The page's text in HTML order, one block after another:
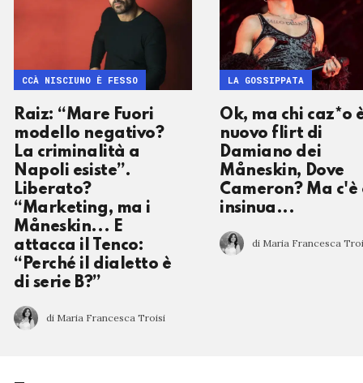
Raiz: “Mare Fuori
modello negativo?
La criminalità a
Napoli esiste”.
Liberato?
“Marketing, ma i
Måneskin... E
attacca il Tenco:
“Perché il dialetto è
di serie B?”
di Maria Francesca Troisi
CCÀ NISCIUNO È FESSO
Ok, ma chi caz*o
nuovo flirt di
Damiano dei
Måneskin, Dove
Cameron? Ma c'è
insinua...
di Maria Francesca
LA GOSSIPPATA